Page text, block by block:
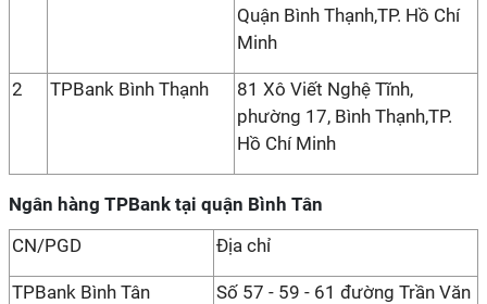
Quận Bình Thạnh,TP. Hồ Chí
Minh
2 TPBank Bình Thạnh
81 Xô Viết Nghệ Tĩnh,
phường 17, Bình Thạnh,TP.
Hồ Chí Minh
Ngân hàng TPBank tại quận Bình Tân
CN/PGD
Địa chỉ
TPBank Bình Tân
Số 57 - 59 - 61 đường Trần Văn